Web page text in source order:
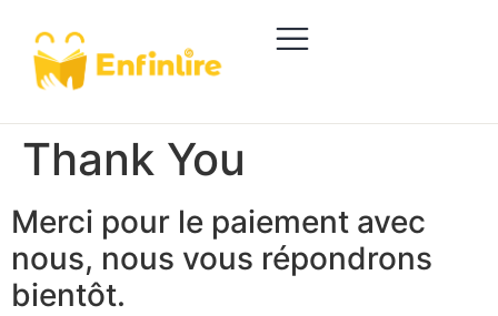
Thank You
Merci pour le paiement avec
nous, nous vous répondrons
bientôt.